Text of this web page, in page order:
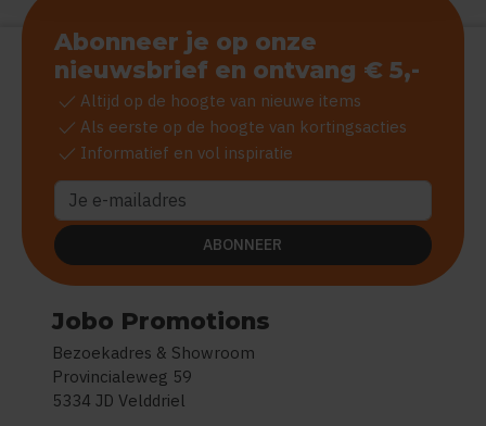
Jobo Promotions
Bezoekadres & Showroom
Provincialeweg 59
5334 JD Velddriel
Abonneer je op onze
nieuwsbrief en ontvang € 5,-
check Altijd op de hoogte van nieuwe items
check Als eerste op de hoogte van kortingsacties
check Informatief en vol inspiratie
ABONNEER